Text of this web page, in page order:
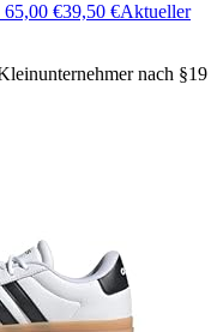
65,00 €39,50 €Aktueller
nach §19